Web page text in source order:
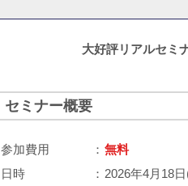
大好評リアルセミ
セミナー概要
参加費用 ： 無料
日時
： 2026年4月18